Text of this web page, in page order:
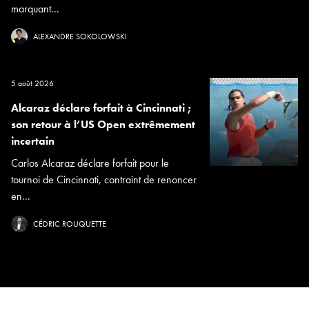
marquant...
ALEXANDRE SOKOLOWSKI
5 août 2026
Alcaraz déclare forfait à Cincinnati ;
son retour à l’US Open extrêmement
incertain
Carlos Alcaraz déclare forfait pour le
tournoi de Cincinnati, contraint de renoncer
en...
CÉDRIC ROUQUETTE